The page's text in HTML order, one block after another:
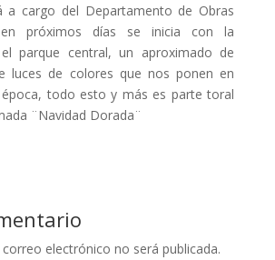
a cargo del Departamento de Obras
próximos días se inicia con la
parque central, un aproximado de
luces de colores que nos ponen en
todo esto y más es parte toral
¨Navidad Dorada¨
electrónico no será publicada.